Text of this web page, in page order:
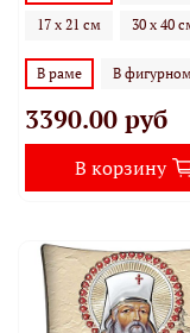
17 х 21 см 30 х 40
В раме В
3390.00 руб
В корзину